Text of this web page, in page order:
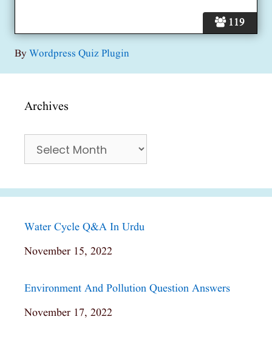
119
ByWordpress Quiz Plugin
Archives
Archives
Water Cycle Q&a In Urdu
Date
November 15, 2022
Environment And Pollution Question Answers
Date
November 17, 2022